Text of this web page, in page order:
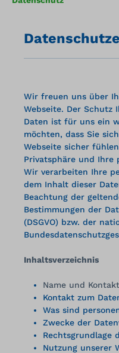
Wir freuen uns über
Webseite. Der Schutz
Daten ist für uns ein
möchten, dass Sie
Webseite sicher
Privatsphäre und Ihre
Wir verarbeiten Ihre
dem Inhalt dieser
Beachtung der
Bestimmungen der
(DSGVO) bzw. der
Inhaltsverzeichnis
Name und
Kontakt zum
Was sind
Zwecke der
Rechtsgrundlage
Nutzung unserer